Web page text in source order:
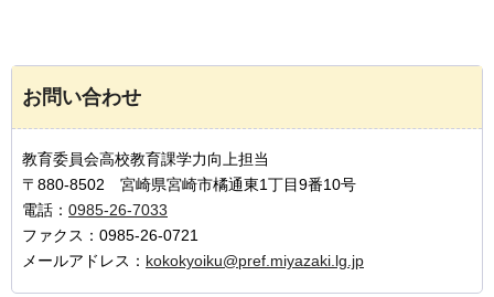
お問い合わせ
教育委員会高校教育課学力向上担当
〒880-8502 宮崎県宮崎市橘通東1丁目9番10号
電話： 0985-26-7033
ファクス：0985-26-0721
メールアドレス： kokokyoiku@pref.miyazaki.lg.jp